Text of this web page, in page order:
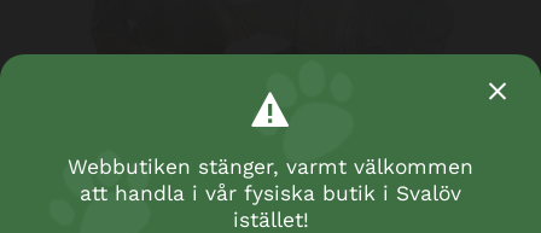
Webbutiken stänger, varmt välkommen
att handla i vår fysiska butik i Svalöv
istället!